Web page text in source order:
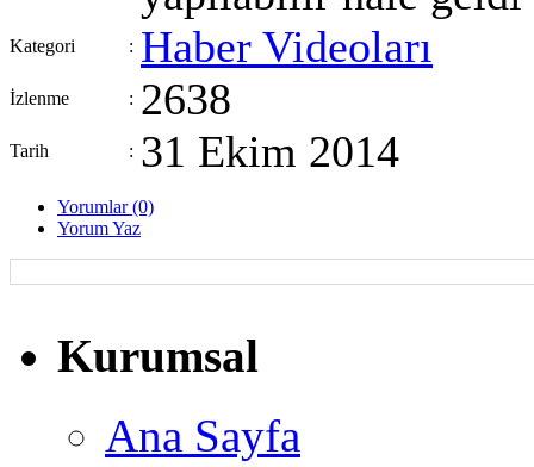
Kategori : Haber Videoları
İzlenme : 2638
Tarih : 31 Ekim 2014
Yorumlar (0)
Yorum Yaz
Kurumsal
Ana Sayfa